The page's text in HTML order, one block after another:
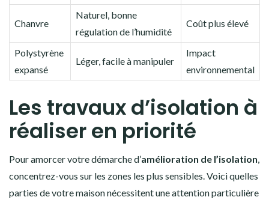
Chanvre
Naturel, bonne
régulation de l’humidité
Coût plus élevé
Polystyrène
expansé
Léger, facile à manipuler
Impact
environnemental
Les travaux d’isolation à
réaliser en priorité
Pour amorcer votre démarche d’amélioration de l’isolation,
concentrez-vous sur les zones les plus sensibles. Voici quelles
parties de votre maison nécessitent une attention particulière